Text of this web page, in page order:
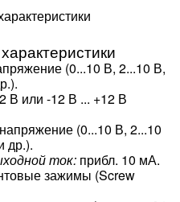
(0...10 В, 2...10 В,
В или -12 В ... +12 В
напряжение (0...10 В, 2...10
др.).
ток: прибл. 10 мА.
зажимы (Screw